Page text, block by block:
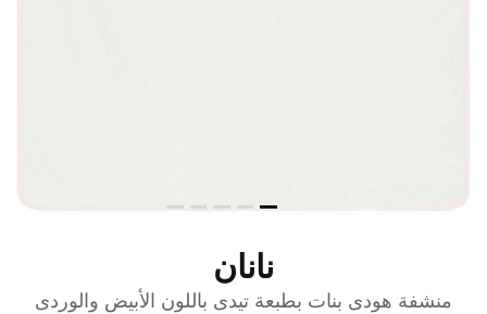
نانان
منشفة هودى بنات بطبعة تيدى باللون الأبيض والوردى